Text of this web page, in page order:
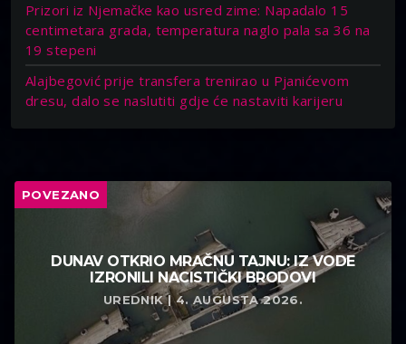
Prizori iz Njemačke kao usred zime: Napadalo 15
centimetara grada, temperatura naglo pala sa 36 na
19 stepeni
Alajbegović prije transfera trenirao u Pjanićevom
dresu, dalo se naslutiti gdje će nastaviti karijeru
POVEZANO
DUNAV OTKRIO MRAČNU TAJNU: IZ VODE
IZRONILI NACISTIČKI BRODOVI
UREDNIK | 4. AUGUSTA 2026.